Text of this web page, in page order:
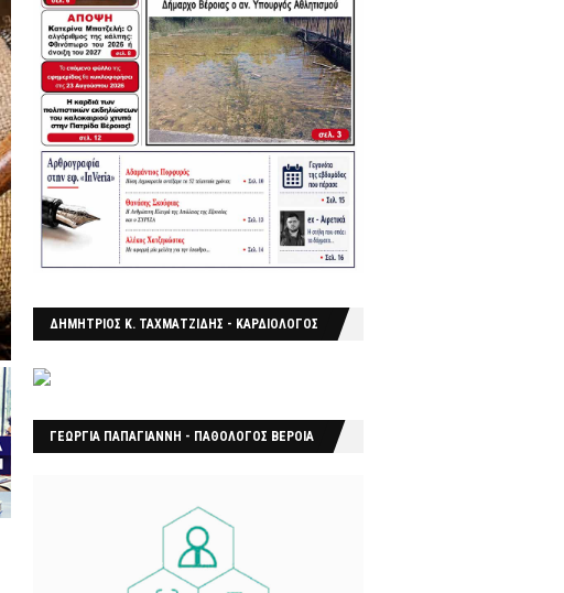
ΔΗΜΗΤΡΙΟΣ Κ. ΤΑΧΜΑΤΖΙΔΗΣ - ΚΑΡΔΙΟΛΟΓΟΣ
ΓΕΩΡΓΙΑ ΠΑΠΑΓΙΑΝΝΗ - ΠΑΘΟΛΟΓΟΣ ΒΕΡΟΙΑ